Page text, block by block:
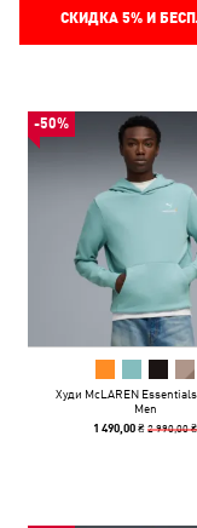
СКИДКА 5%И
-50%
Худи McLAREN
Men
1 490,00 ₴2 990,00 ₴